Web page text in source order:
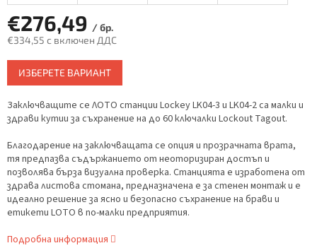
€276,49 / бр.
€334,55 с включен ДДС
Измерване
цената:
ИЗБЕРЕТЕ ВАРИАНТ
Заключващите се ЛОТО станции Lockey LK04-3 и LK04-2 са малки и
здрави кутии за съхранение на до 60 ключалки Lockout Tagout.
Благодарение на заключващата се опция и прозрачната врата,
тя предпазва съдържанието от неоторизиран достъп и
позволява бърза визуална проверка. Станцията е изработена от
здрава листова стомана, предназначена е за стенен монтаж и е
идеално решение за ясно и безопасно съхранение на брави и
етикети LOTO в по-малки предприятия.
Подробна информация